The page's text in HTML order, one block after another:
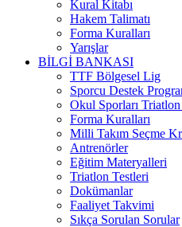
Kural Kitabı
Hakem Talimatı
Forma Kuralları
Yarışlar
BİLGİ BANKASI
TTF Bölgesel Lig
Sporcu Destek
Okul Sporları
Forma Kuralları
Milli Takım Seçme
Antrenörler
Eğitim Materyalleri
Triatlon Testleri
Dokümanlar
Faaliyet Takvimi
Sıkça Sorulan Sorular